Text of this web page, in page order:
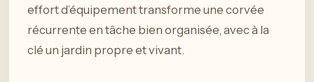
effort d’équipement transforme une corvée
récurrente en tâche bien organisée, avec à la
clé un jardin propre et vivant.